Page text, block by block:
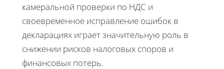
камеральной проверки по НДС и
своевременное исправление ошибок в
декларациях играет значительную роль в
снижении рисков налоговых споров и
финансовых потерь.